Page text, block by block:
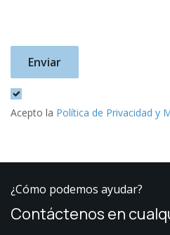
Enviar
Acepto la Política de Privacidad y
¿Cómo podemos ayudar?
Contáctenos en